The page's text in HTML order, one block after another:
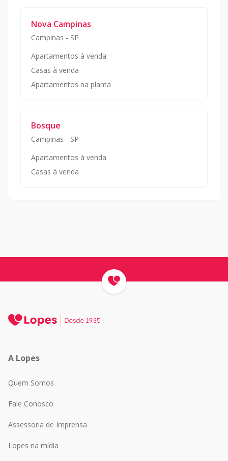
Nova Campinas
Campinas - SP
Apartamentos à venda
Casas à venda
Apartamentos na planta
Bosque
Campinas - SP
Apartamentos à venda
Casas à venda
A Lopes
Quem Somos
Fale Conosco
Assessoria de Imprensa
Lopes na mídia